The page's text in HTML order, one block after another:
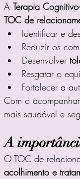
A Terapia
TOC de
Identificar e
Reduzir os
Desenvolver
Resgatar o
Fortalecer a
Com o
mais saudável e
A
O TOC de
acolhimento e